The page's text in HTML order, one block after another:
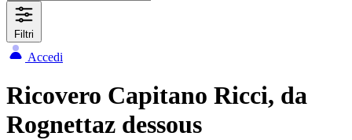
Filtri
Accedi
Ricovero Capitano Ricci, da
Rognettaz dessous